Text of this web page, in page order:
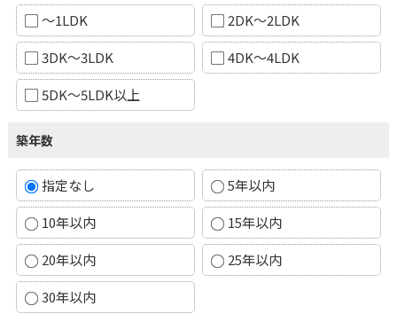
～1LDK
2DK～2LDK
3DK～3LDK
4DK～4LDK
5DK～5LDK以上
築年数
指定なし
5年以内
10年以内
15年以内
20年以内
25年以内
30年以内